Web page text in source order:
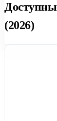
(2026)